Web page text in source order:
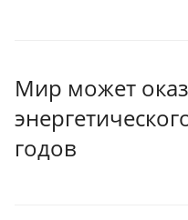
Мир может
годов